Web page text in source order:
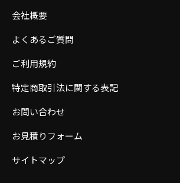
会社概要
よくあるご質問
ご利用規約
特定商取引法に関する表記
お問い合わせ
お見積りフォーム
サイトマップ